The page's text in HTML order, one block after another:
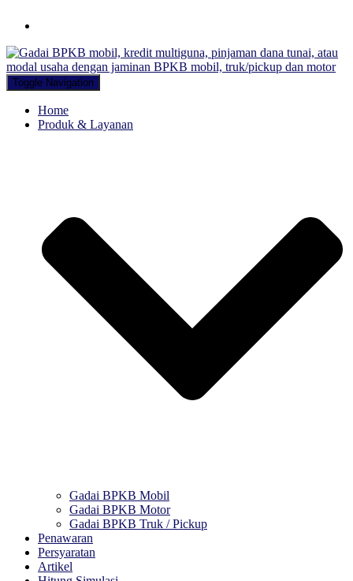
Toggle Navigation
Home
Produk & Layanan
Gadai BPKB Mobil
Gadai BPKB Motor
Gadai BPKB Truk / Pickup
Penawaran
Persyaratan
Artikel